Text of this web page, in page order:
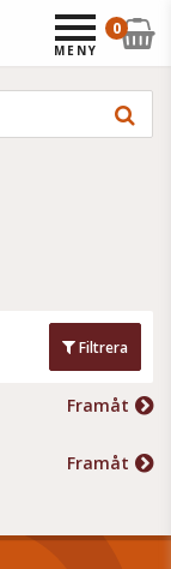
Filtrera
Framåt
Framåt
0
MENY